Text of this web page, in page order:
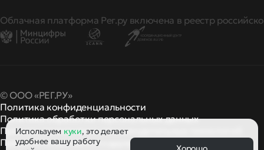
Облачная платформа Рег.ру включена в реестр
© ООО «РЕГ.РУ»
Политика конфиденциальности
Политика обработки персональных данных
Правила применения рекомендательных технологий
Правила пользованияи другие
правила и политики
Используем куки, это делает
удобнее вашу работу